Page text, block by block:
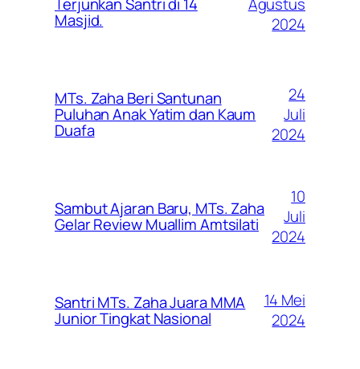
Masjid.
2024
MTs. Zaha Beri Santunan
Puluhan Anak Yatim dan Kaum
Duafa
24
Juli
2024
Sambut Ajaran Baru, MTs. Zaha
Gelar Review Muallim Amtsilati
10
Juli
2024
Santri MTs. Zaha Juara MMA
Junior Tingkat Nasional
14 Mei
2024